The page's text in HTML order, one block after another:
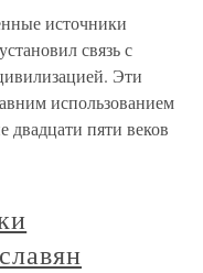
источники
связь с
Эти
использованием
пяти веков